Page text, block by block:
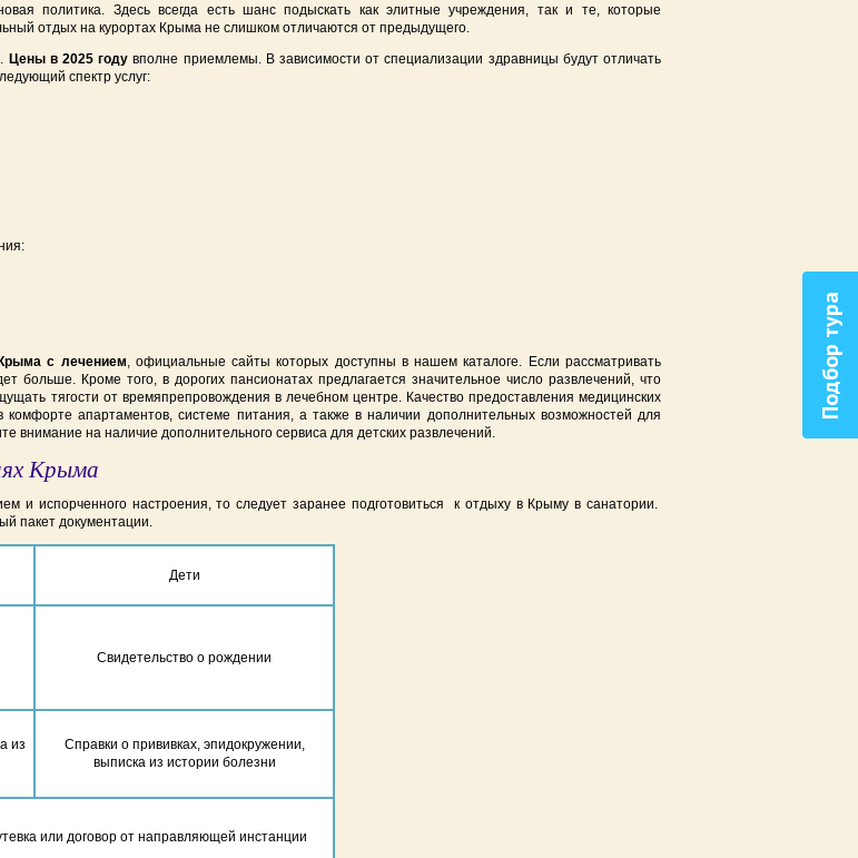
политика. Здесь всегда есть шанс подыскать как элитные учреждения, так и те, которые
отдых на курортах Крыма не слишком отличаются от предыдущего.
Цены в 2025 году вполне приемлемы. В зависимости от специализации здравницы будут отличать
спектр услуг:
с лечением , официальные сайты которых доступны в нашем каталоге. Если рассматривать
больше. Кроме того, в дорогих пансионатах предлагается значительное число развлечений, что
тягости от времяпрепровождения в лечебном центре. Качество предоставления медицинских
комфорте апартаментов, системе питания, а также в наличии дополнительных возможностей для
внимание на наличие дополнительного сервиса для детских развлечений.
Крыма
испорченного настроения, то следует заранее подготовиться к отдыху в Крыму в санатории.
пакет документации.
Дети
Свидетельство о рождении
из
Справки о прививках, эпидокружении,
выписка из истории болезни
или договор от направляющей инстанции
Подбор тура